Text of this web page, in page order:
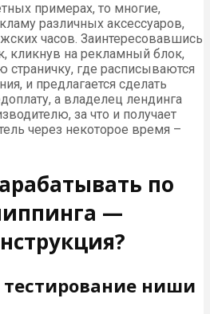
примерах, то многие,
различных аксессуаров,
часов. Заинтересовавшись
кликнув на рекламный блок,
где расписываются
и предлагается сделать
а владелец лендинга
за что и получает
через некоторое время –
по
—
ниши